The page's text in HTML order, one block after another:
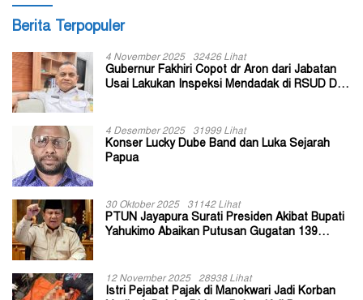
Berita Terpopuler
4 November 2025 32426 Lihat
Gubernur Fakhiri Copot dr Aron dari Jabatan
Usai Lakukan Inspeksi Mendadak di RSUD Dok
4 Desember 2025 31999 Lihat
Konser Lucky Dube Band dan Luka Sejarah
Papua
30 Oktober 2025 31142 Lihat
PTUN Jayapura Surati Presiden Akibat Bupati
Yahukimo Abaikan Putusan Gugatan 139
12 November 2025 28938 Lihat
Istri Pejabat Pajak di Manokwari Jadi Korban